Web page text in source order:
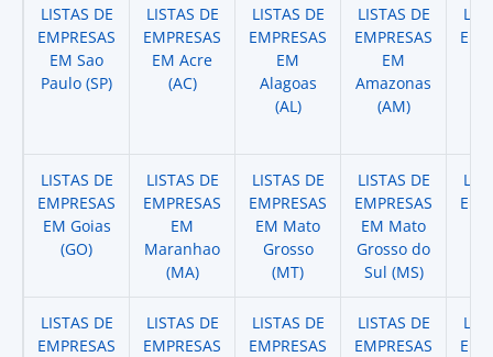
LISTAS DE
EMPRESAS
EM Sao
Paulo (SP)
LISTAS DE
EMPRESAS
EM Acre
(AC)
LISTAS DE
EMPRESAS
EM
Alagoas
(AL)
LISTAS DE
EMPRESAS
EM
Amazonas
(AM)
LISTAS DE
EMPRESAS
EM Goias
(GO)
LISTAS DE
EMPRESAS
EM
Maranhao
(MA)
LISTAS DE
EMPRESAS
EM Mato
Grosso
(MT)
LISTAS DE
EMPRESAS
EM Mato
Grosso do
Sul (MS)
LISTAS DE
EMPRESAS
LISTAS DE
EMPRESAS
LISTAS DE
EMPRESAS
LISTAS DE
EMPRESAS